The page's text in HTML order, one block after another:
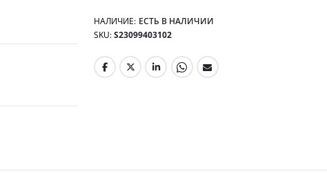
НАЛИЧИЕ: ЕСТЬ В НАЛИЧИИ
SKU S23099403102